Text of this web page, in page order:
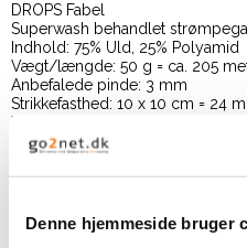
Denne hjemmeside bruger
DROPS Fabel
Superwash behandlet
Indhold: 75% Uld, 25% Polyamid
Vægt/længde: 50 g = ca. 205
Anbefalede pinde: 3 mm
Strikkefasthed: 10 x 10 cm = 24
Vaskeanvisning: Finvask eller
skyllemiddel / Tørres fladt